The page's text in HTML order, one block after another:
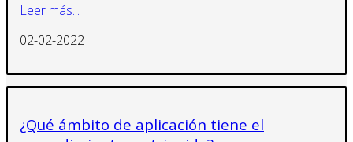
Leer más...
02-02-2022
¿Qué ámbito de aplicación tiene el